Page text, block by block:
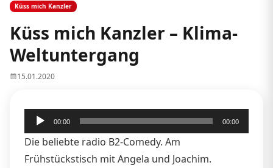
Küss mich Kanzler
Küss mich Kanzler – Klima-
Weltuntergang
15.01.2020
Audio-
Player
00:00 00:00
Die beliebte radio B2-Comedy. Am
Frühstückstisch mit Angela und Joachim.